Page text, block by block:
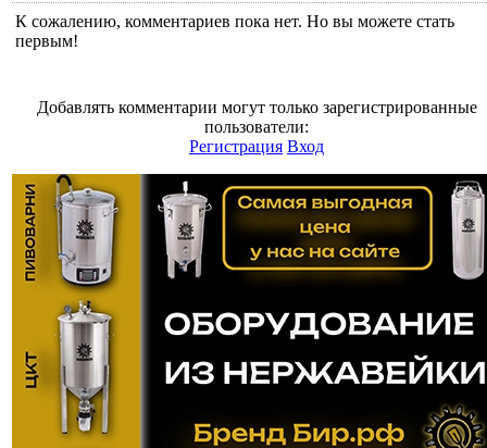
К сожалению, комментариев пока нет. Но вы можете стать
первым!
Добавлять комментарии могут только зарегистрированные
пользователи:
Регистрация Вход